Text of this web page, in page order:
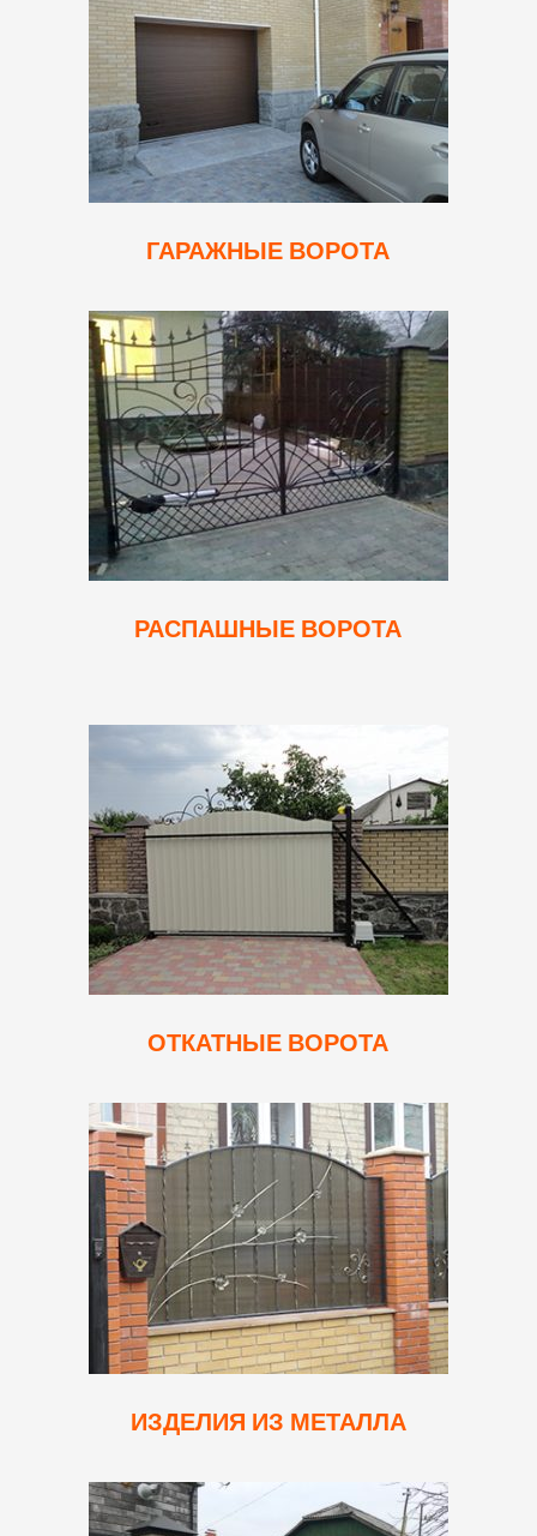
ГАРАЖНЫЕ ВОРОТА
РАСПАШНЫЕ ВОРОТА
ОТКАТНЫЕ ВОРОТА
ИЗДЕЛИЯ ИЗ МЕТАЛЛА